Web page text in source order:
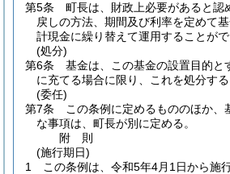
第5条
町長は、財政上必要があると認
戻しの方法、期間及び利率を定めて
計現金に繰り替えて運用することがで
(処分)
第6条
基金は、この基金の設置目的と
に充てる場合に限り、これを処分する
(委任)
第7条
この条例に定めるもののほか、
な事項は、町長が別に定める。
附 則
(施行期日)
1
この条例は、令和5年4月1日から施行